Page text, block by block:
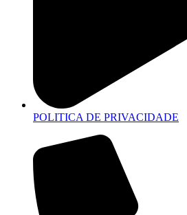
POLITICA DE PRIVACIDADE